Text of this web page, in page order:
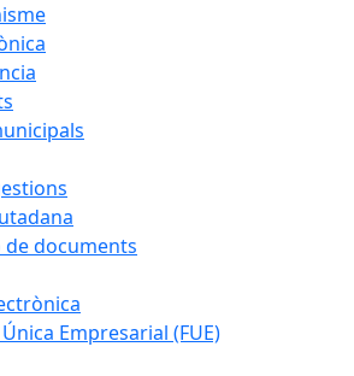
de documents
Empresarial (FUE)